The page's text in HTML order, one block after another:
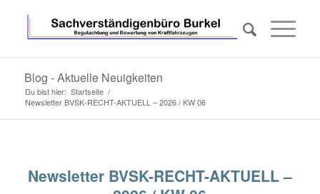
Blog - Aktuelle Neuigkeiten
Du bist hier: Startseite /
Newsletter BVSK-RECHT-AKTUELL – 2026 / KW 06
Newsletter BVSK-RECHT-AKTUELL –